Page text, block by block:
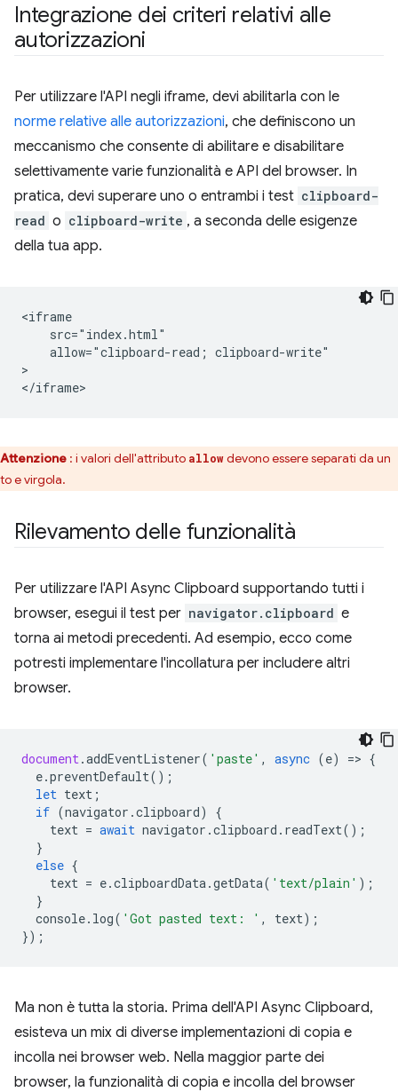
Integrazione dei criteri relativi alle
autorizzazioni
Per utilizzare l'API negli iframe, devi abilitarla con le
norme relative alle autorizzazioni, che definiscono un
meccanismo che consente di abilitare e disabilitare
selettivamente varie funzionalità e API del browser. In
pratica, devi superare uno o entrambi i test clipboard-
read o clipboard-write , a seconda delle esigenze
della tua app.
<iframe
    src="index.html"
    allow="clipboard-read; clipboard-write"
>
Attenzione : i valori dell'attributo allowdevono essere separati da un
e virgola.
Rilevamento delle funzionalità
Per utilizzare l'API Async Clipboard supportando tutti i
browser, esegui il test per navigator.clipboard e
torna ai metodi precedenti. Ad esempio, ecco come
potresti implementare l'incollatura per includere altri
browser.
document .addEventListener( 'paste' , async (e) => {
e.preventDefault();
let text ;
if (navigator .clipboard)
{
text = await navigator .clipboard . readText();
}
else {
text = e.clipboardData .getData( 'text/plain' );
}
console. log( 'Got pasted text: ' , text);
});
Ma non è tutta la storia. Prima dell'API Async Clipboard,
esisteva un mix di diverse implementazioni di copia e
incolla nei browser web. Nella maggior parte dei
browser, la funzionalità di copia e incolla del browser